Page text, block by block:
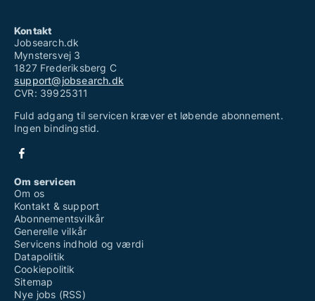
Kontakt
Jobsearch.dk
Mynstersvej 3
1827 Frederiksberg C
support@jobsearch.dk
CVR: 39925311
Fuld adgang til servicen kræver et løbende abonnement.
Ingen bindingstid.
Om servicen
Om os
Kontakt & support
Abonnementsvilkår
Generelle vilkår
Servicens indhold og værdi
Datapolitik
Cookiepolitik
Sitemap
Nye jobs (RSS)